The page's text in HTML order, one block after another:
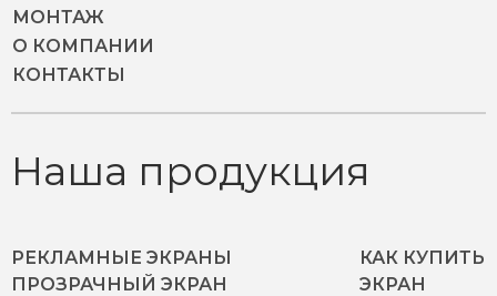
МОНТАЖ
О КОМПАНИИ
КОНТАКТЫ
Наша продукция
РЕКЛАМНЫЕ ЭКРАНЫ
ПРОЗРАЧНЫЙ ЭКРАН
КАК КУПИТЬ
ЭКРАН